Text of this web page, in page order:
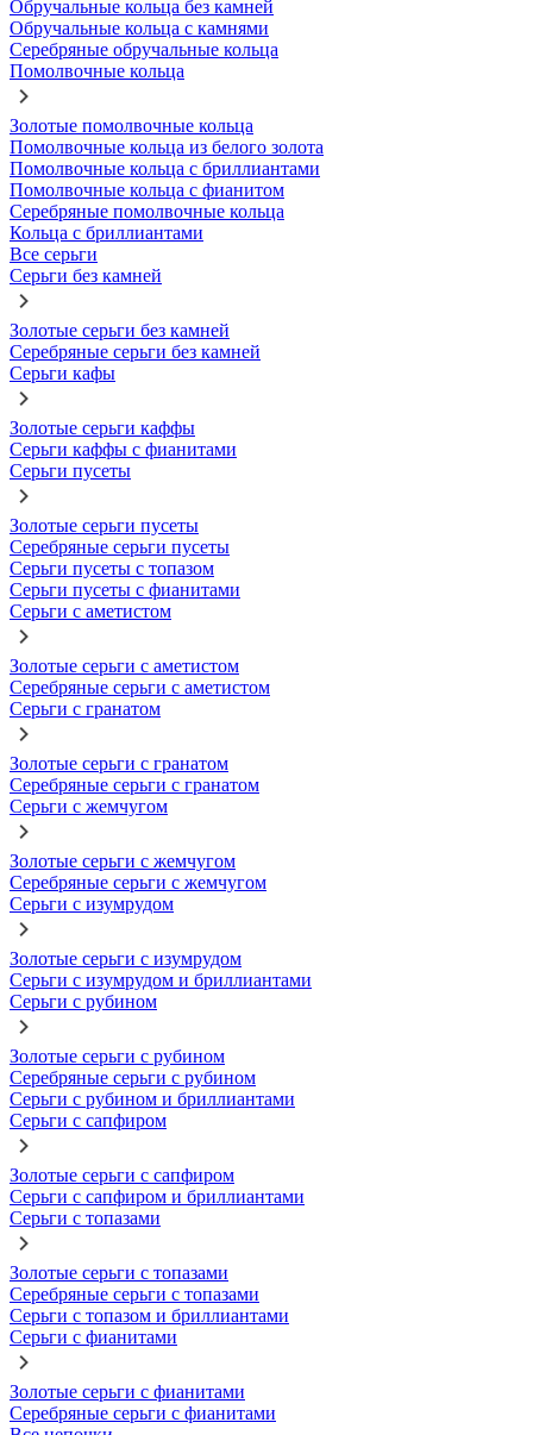
Обручальные кольца без камней
Обручальные кольца с камнями
Серебряные обручальные кольца
Помолвочные кольца
Золотые помолвочные кольца
Помолвочные кольца из белого золота
Помолвочные кольца с бриллиантами
Помолвочные кольца с фианитом
Серебряные помолвочные кольца
Кольца с бриллиантами
Все серьги
Серьги без камней
Золотые серьги без камней
Серебряные серьги без камней
Серьги кафы
Золотые серьги каффы
Серьги каффы с фианитами
Серьги пусеты
Золотые серьги пусеты
Серебряные серьги пусеты
Серьги пусеты с топазом
Серьги пусеты с фианитами
Серьги с аметистом
Золотые серьги с аметистом
Серебряные серьги с аметистом
Серьги с гранатом
Золотые серьги с гранатом
Серебряные серьги с гранатом
Серьги с жемчугом
Золотые серьги с жемчугом
Серебряные серьги с жемчугом
Серьги с изумрудом
Золотые серьги с изумрудом
Серьги с изумрудом и бриллиантами
Серьги с рубином
Золотые серьги с рубином
Серебряные серьги с рубином
Серьги с рубином и бриллиантами
Серьги с сапфиром
Золотые серьги с сапфиром
Серьги с сапфиром и бриллиантами
Серьги с топазами
Золотые серьги с топазами
Серебряные серьги с топазами
Серьги с топазом и бриллиантами
Серьги с фианитами
Золотые серьги с фианитами
Серебряные серьги с фианитами